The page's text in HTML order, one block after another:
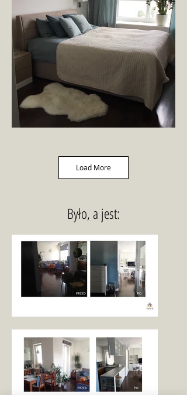
Load More
Było, a jest: